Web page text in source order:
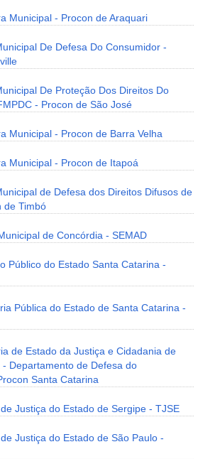
Municipal - Procon de Araquari
De Defesa Do Consumidor -
De Proteção Dos Direitos Do
- Procon de São José
Municipal - Procon de Barra Velha
Municipal - Procon de Itapoá
de Defesa dos Direitos Difusos de
de Timbó
de Concórdia - SEMAD
Público do Estado Santa Catarina -
Pública do Estado de Santa Catarina -
de Estado da Justiça e Cidadania de
Departamento de Defesa do
Santa Catarina
Justiça do Estado de Sergipe - TJSE
Justiça do Estado de São Paulo -